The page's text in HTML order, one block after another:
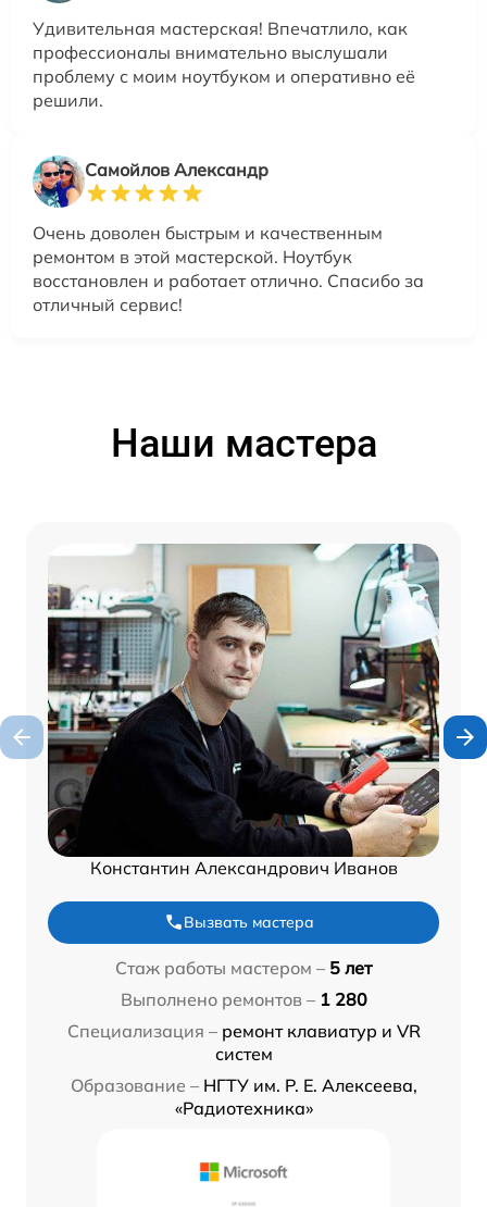
Удивительная мастерская! Впечатлило, как
профессионалы внимательно выслушали
проблему с моим ноутбуком и оперативно её
решили.
Самойлов Александр
Очень доволен быстрым и качественным
ремонтом в этой мастерской. Ноутбук
восстановлен и работает отлично. Спасибо за
отличный сервис!
Наши мастера
Константин Александрович Иванов
Вызвать мастера
Стаж работы мастером – 5 лет
Выполнено ремонтов – 1 280
Специализация – ремонт клавиатур и VR
систем
Образование – НГТУ им. Р. Е. Алексеева,
«Радиотехника»